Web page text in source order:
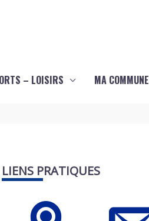
– LOISIRS MA COMMUNE
LIENS PRATIQUES